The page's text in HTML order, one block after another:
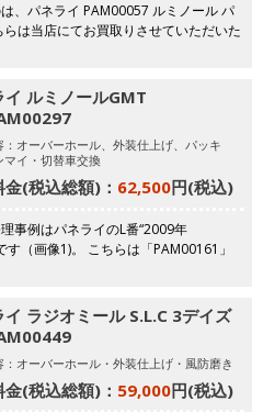
、パネライ PAM00057 ルミノール パ
は当店にてお買取りさせていただいた
イ ルミノールGMT
：オーバーホール、外装仕上げ、パッキ
マイ・切替車交換
(税込総額)： 62,500円(税込)
事例はパネライのL番“2009年
（画像1)。 こちらは「PAM00161」
イ ラジオミール S.L.C 3デイズ
：オーバーホール・外装仕上げ・風防磨き
(税込総額)： 59,000円(税込)